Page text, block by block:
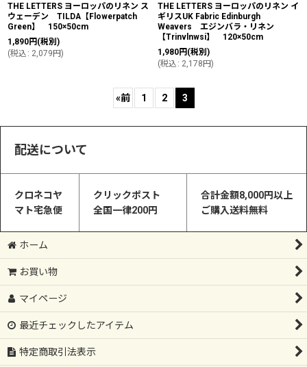
THE LETTERS ヨーロッパのリネン ス
ウェーデン TILDA【Flowerpatch
Green】 150×50cm
1,890円 (税別)
(税込 : 2,079円)
THE LETTERS ヨーロッパのリネン イ
ギリスUK Fabric Edinburgh
Weavers エジンバラ・リネン
【Trinvlnwsi】 120×50cm
1,980円 (税別)
(税込 : 2,178円)
«前 1 2 3
配送について
クロネコヤ
マト宅急便
クリックポスト
全国一律200円
合計金額8,000円以上
ご購入送料無料
ホーム
お買い物
マイページ
最近チェックしたアイテム
特定商取引法表示